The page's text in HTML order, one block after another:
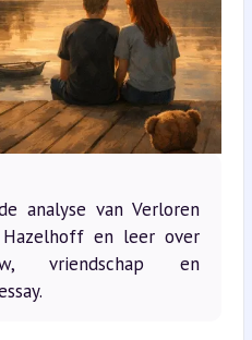
analyse van Verloren
Hazelhoff en leer over
vriendschap en